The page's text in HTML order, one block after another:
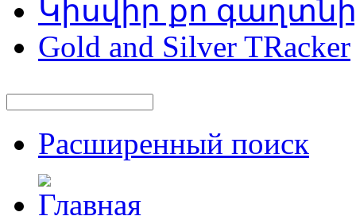
Կիսվիր քո
Gold and Silver TRacker
Расширенный поиск